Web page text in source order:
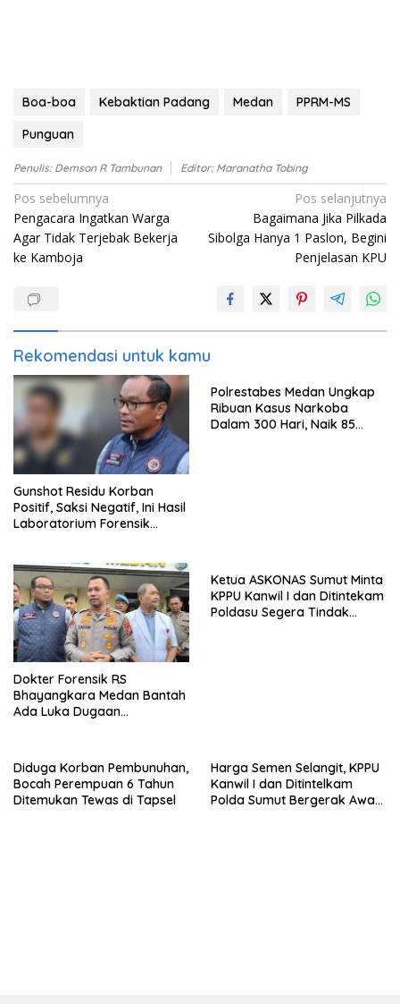
Boa-boa Kebaktian Padang Medan
PPRM-MS
Punguan
Penulis: Demson R Tambunan Editor: Maranatha Tobing
Navigasi
pos
Pos sebelumnya
Pengacara Ingatkan Warga
Agar Tidak Terjebak Bekerja
ke Kamboja
Pos selanjutnya
Bagaimana Jika Pilkada
Sibolga Hanya 1 Paslon, Begini
Penjelasan KPU
Rekomendasi untuk kamu
Gunshot Residu Korban
Positif, Saksi Negatif, Ini Hasil
Laboratorium Forensik
Polrestabes Medan Ungkap
Ribuan Kasus Narkoba
Dalam 300 Hari, Naik 85
Dokter Forensik RS
Bhayangkara Medan Bantah
Ada Luka Dugaan
Ketua ASKONAS Sumut Minta
KPPU Kanwil I dan Ditintekam
Poldasu Segera Tindak
Diduga Korban Pembunuhan,
Bocah Perempuan 6 Tahun
Ditemukan Tewas di Tapsel
Harga Semen Selangit, KPPU
Kanwil I dan Ditintelkam
Polda Sumut Bergerak Awasi